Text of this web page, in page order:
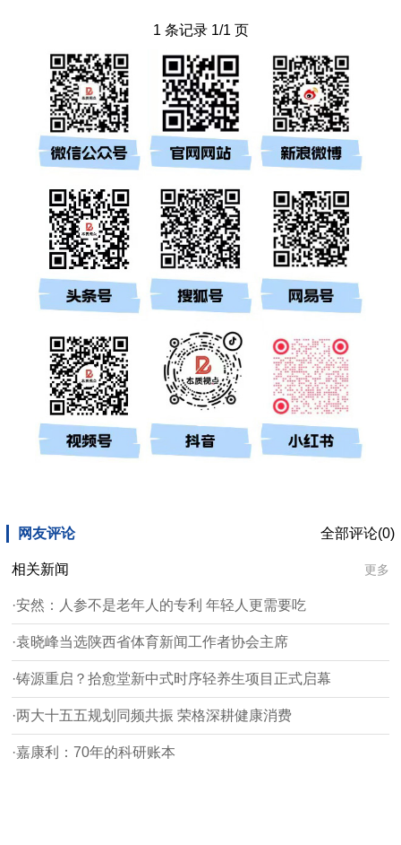
1 条记录 1/1 页
网友评论 全部评论(0)
相关新闻 更多
·安然：人参不是老年人的专利 年轻人更需要吃
·袁晓峰当选陕西省体育新闻工作者协会主席
·铸源重启？拾愈堂新中式时序轻养生项目正式启幕
·两大十五五规划同频共振 荣格深耕健康消费
·嘉康利：70年的科研账本